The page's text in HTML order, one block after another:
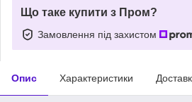
Що таке купити з Пром?
Замовлення під захистом
Опис Характеристики